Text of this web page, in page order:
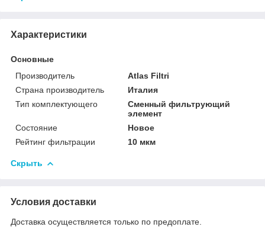
Характеристики
Основные
Производитель
Atlas Filtri
Страна производитель
Италия
Тип комплектующего
Сменный фильтрующий
элемент
Состояние
Новое
Рейтинг фильтрации
10 мкм
Скрыть
Условия доставки
Доставка осуществляется только по предоплате.